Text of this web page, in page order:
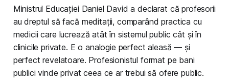
Ministrul Educației Daniel David a declarat că profesorii
au dreptul să facă meditații, comparând practica cu
medicii care lucrează atât în sistemul public cât și în
clinicile private. E o analogie perfect aleasă — și
perfect revelatoare. Profesionistul format pe bani
publici vinde privat ceea ce ar trebui să ofere public.